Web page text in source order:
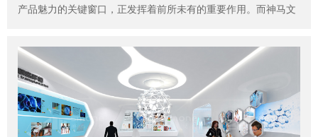
产品魅力的关键窗口，正发挥着前所未有的重要作用。而神马文
精准洞察和创新设计理念，为众多医疗器械及智能制造业企业打
造出一个个令人瞩目的展示空间，助力企业在市场的浪潮中破浪
前行。